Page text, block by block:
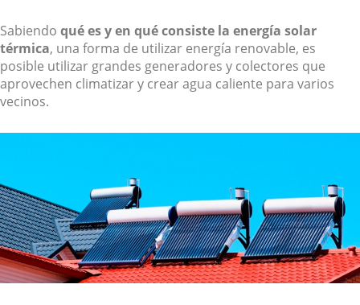
Sabiendo qué es y en qué consiste la energía solar
térmica, una forma de utilizar energía renovable, es
posible utilizar grandes generadores y colectores que
aprovechen climatizar y crear agua caliente para varios
vecinos.